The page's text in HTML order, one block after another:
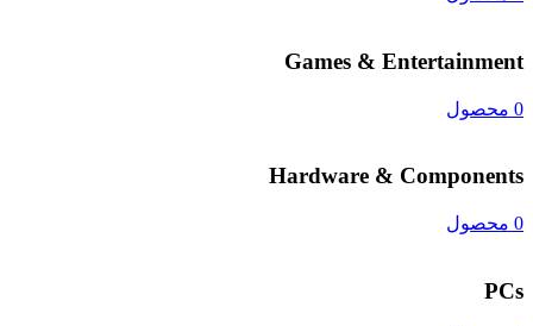
Games & Entertainment
0 محصول
Hardware & Components
0 محصول
PCs